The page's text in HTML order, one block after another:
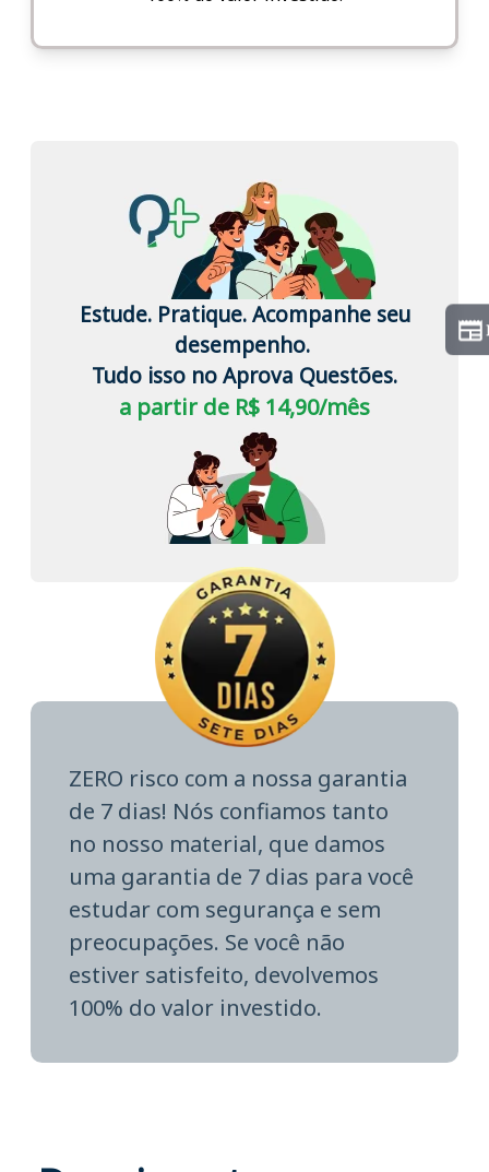
Estude. Pratique. Acompanhe seu
desempenho.
Tudo isso no Aprova Questões.
a partir de R$ 14,90/mês
ZERO risco com a nossa garantia
de 7 dias! Nós confiamos tanto
no nosso material, que damos
uma garantia de 7 dias para você
estudar com segurança e sem
preocupações. Se você não
estiver satisfeito, devolvemos
100% do valor investido.